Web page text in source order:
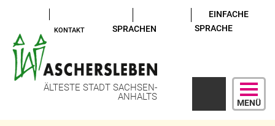
KONTAKT SPRACHEN
EINFACHE
SPRACHE
ÄLTESTE STADT SACHSEN-
ANHALTS
MENÜ